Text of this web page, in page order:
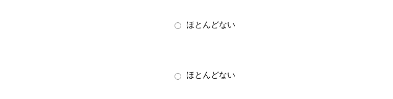
ほとんどない
ほとんどない